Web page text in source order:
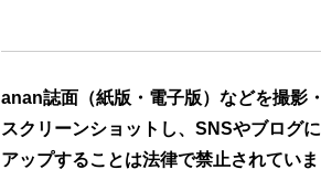
anan誌面（紙版・電子版）などを撮影・
スクリーンショットし、SNSやブログに
アップすることは法律で禁止されていま